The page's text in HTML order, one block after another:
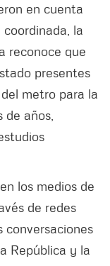
en cuenta
la
reconoce que
presentes
metro para la
años,
los medios de
de redes
conversaciones
República y la